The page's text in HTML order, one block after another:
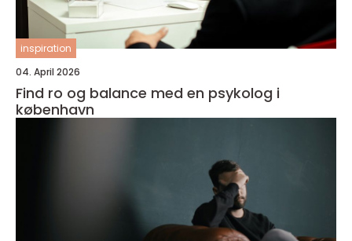
inspiration
04. April 2026
Find ro og balance med en psykolog i
københavn